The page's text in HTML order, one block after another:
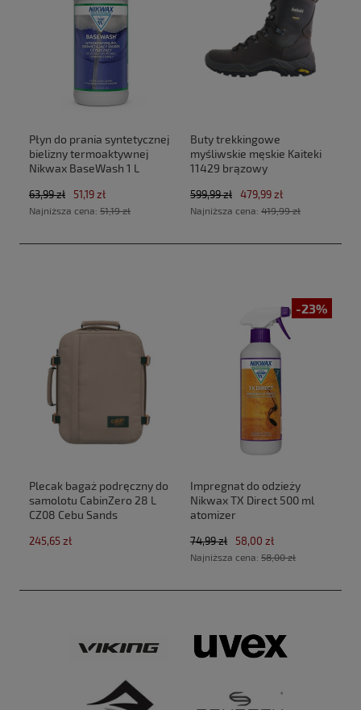
Płyn do prania syntetycznej
bielizny termoaktywnej
Nikwax BaseWash 1 L
63,99 zł 51,19 zł
Najniższa cena: 51,19 zł
Buty trekkingowe
myśliwskie męskie Kaiteki
11429 brązowy
599,99 zł 479,99 zł
Najniższa cena: 419,99 zł
Plecak bagaż podręczny do
samolotu CabinZero 28 L
CZ08 Cebu Sands
Air)
245,65 zł
-23%
Impregnat do odzieży
Nikwax TX Direct 500 ml
atomizer
74,99 zł 58,00 zł
Najniższa cena: 58,00 zł